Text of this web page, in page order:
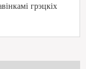
грэцкіх